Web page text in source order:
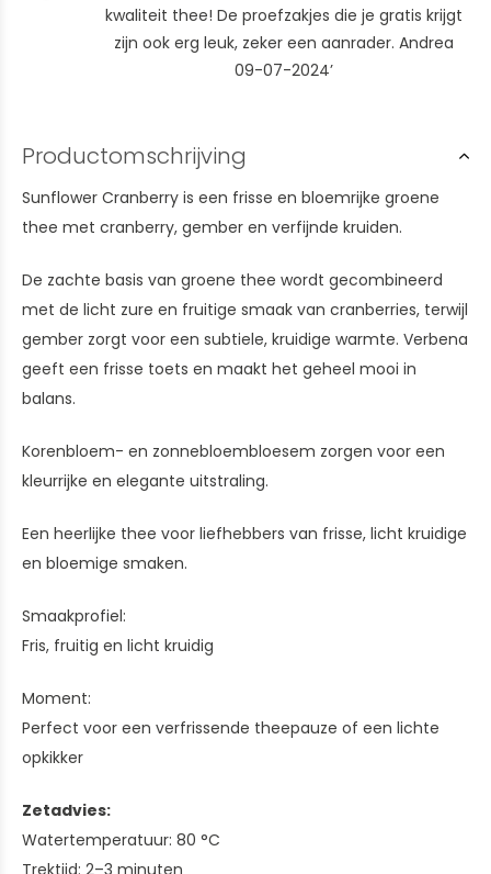
kwaliteit thee! De proefzakjes die je gratis krijgt
zijn ook erg leuk, zeker een aanrader. Andrea
09-07-2024’
Productomschrijving
Sunflower Cranberry is een frisse en bloemrijke groene
thee met cranberry, gember en verfijnde kruiden.
De zachte basis van groene thee wordt gecombineerd
met de licht zure en fruitige smaak van cranberries, terwijl
gember zorgt voor een subtiele, kruidige warmte. Verbena
geeft een frisse toets en maakt het geheel mooi in
balans.
Korenbloem- en zonnebloembloesem zorgen voor een
kleurrijke en elegante uitstraling.
Een heerlijke thee voor liefhebbers van frisse, licht kruidige
en bloemige smaken.
Smaakprofiel:
Fris, fruitig en licht kruidig
Moment:
Perfect voor een verfrissende theepauze of een lichte
opkikker
Zetadvies:
Watertemperatuur: 80 °C
Trektijd: 2–3 minuten